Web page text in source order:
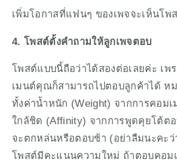
เพิ่มโอกาสที่แฟนๆ ของเพจจะเห็นโพ
4. โพสต์ตั้งคำถามให้ลูกเพจตอบ
โพสต์แบบนี้ถือว่าได้สองต่อเลยค่ะ เพ
เมนต์คุณก็สามารถไปตอบลูกค้าได้ ห
ทั้งค่าน้ำหนัก (Weight) จากการคอม
ใกล้ชิด (Affinity) จากการพูดคุยโต้ต
จะตกหล่นหรือตอบช้า (อย่าลืมนะคะ
โพสต์มีคะแนนความใหม่ ถ้าตอบคอม